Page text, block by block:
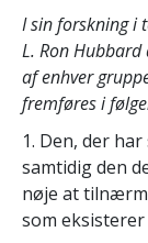
I sin forskning i
L. Ron
af enhver
fremføres i
1. Den, der
samtidig den
nøje at
som